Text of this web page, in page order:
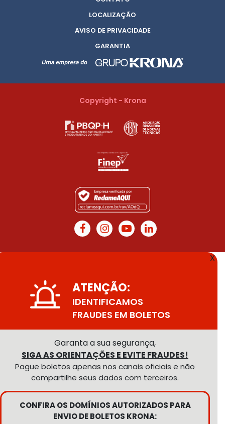
LOCALIZAÇÃO
AVISO DE PRIVACIDADE
GARANTIA
Copyright - Krona
X
ATENÇÃO:
IDENTIFICAMOS
FRAUDES EM BOLETOS
Garanta a sua segurança,
SIGA AS ORIENTAÇÕES E EVITE FRAUDES!
Pague boletos apenas nos canais oficiais e não
compartilhe seus dados com terceiros.
CONFIRA OS DOMÍNIOS AUTORIZADOS PARA
ENVIO DE BOLETOS KRONA: